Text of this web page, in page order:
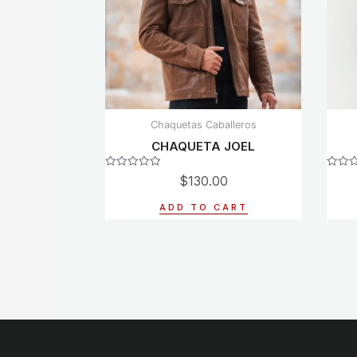
Chaquetas Caballeros
CHAQUETA JOEL
$130.00
ADD TO CART